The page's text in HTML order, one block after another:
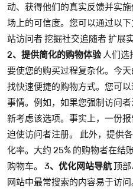
动、获得他们的真实反馈并实
场上的可信度。您可以通过以
站访问者 挖掘社交追随者 扩展
2、提供简化的购物体验人们选
要使您的购买过程复杂化。今
找快速便捷的购物方式。您可
事情。例如，如果您强制访问
新考虑该选项。事实上，一份
迫使访问者注册。 此外，提供
化率。大约 25% 的购物者在结
购物车。 3、优化网站导航顶部
网站中最常搜索的内容易于访